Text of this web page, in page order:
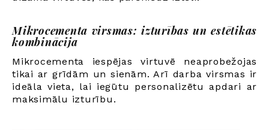
Mikrocementa virsmas: izturības un estētikas
kombinācija
Mikrocementa iespējas virtuvē neaprobežojas
tikai ar grīdām un sienām. Arī darba virsmas ir
ideāla vieta, lai iegūtu personalizētu apdari ar
maksimālu izturību.